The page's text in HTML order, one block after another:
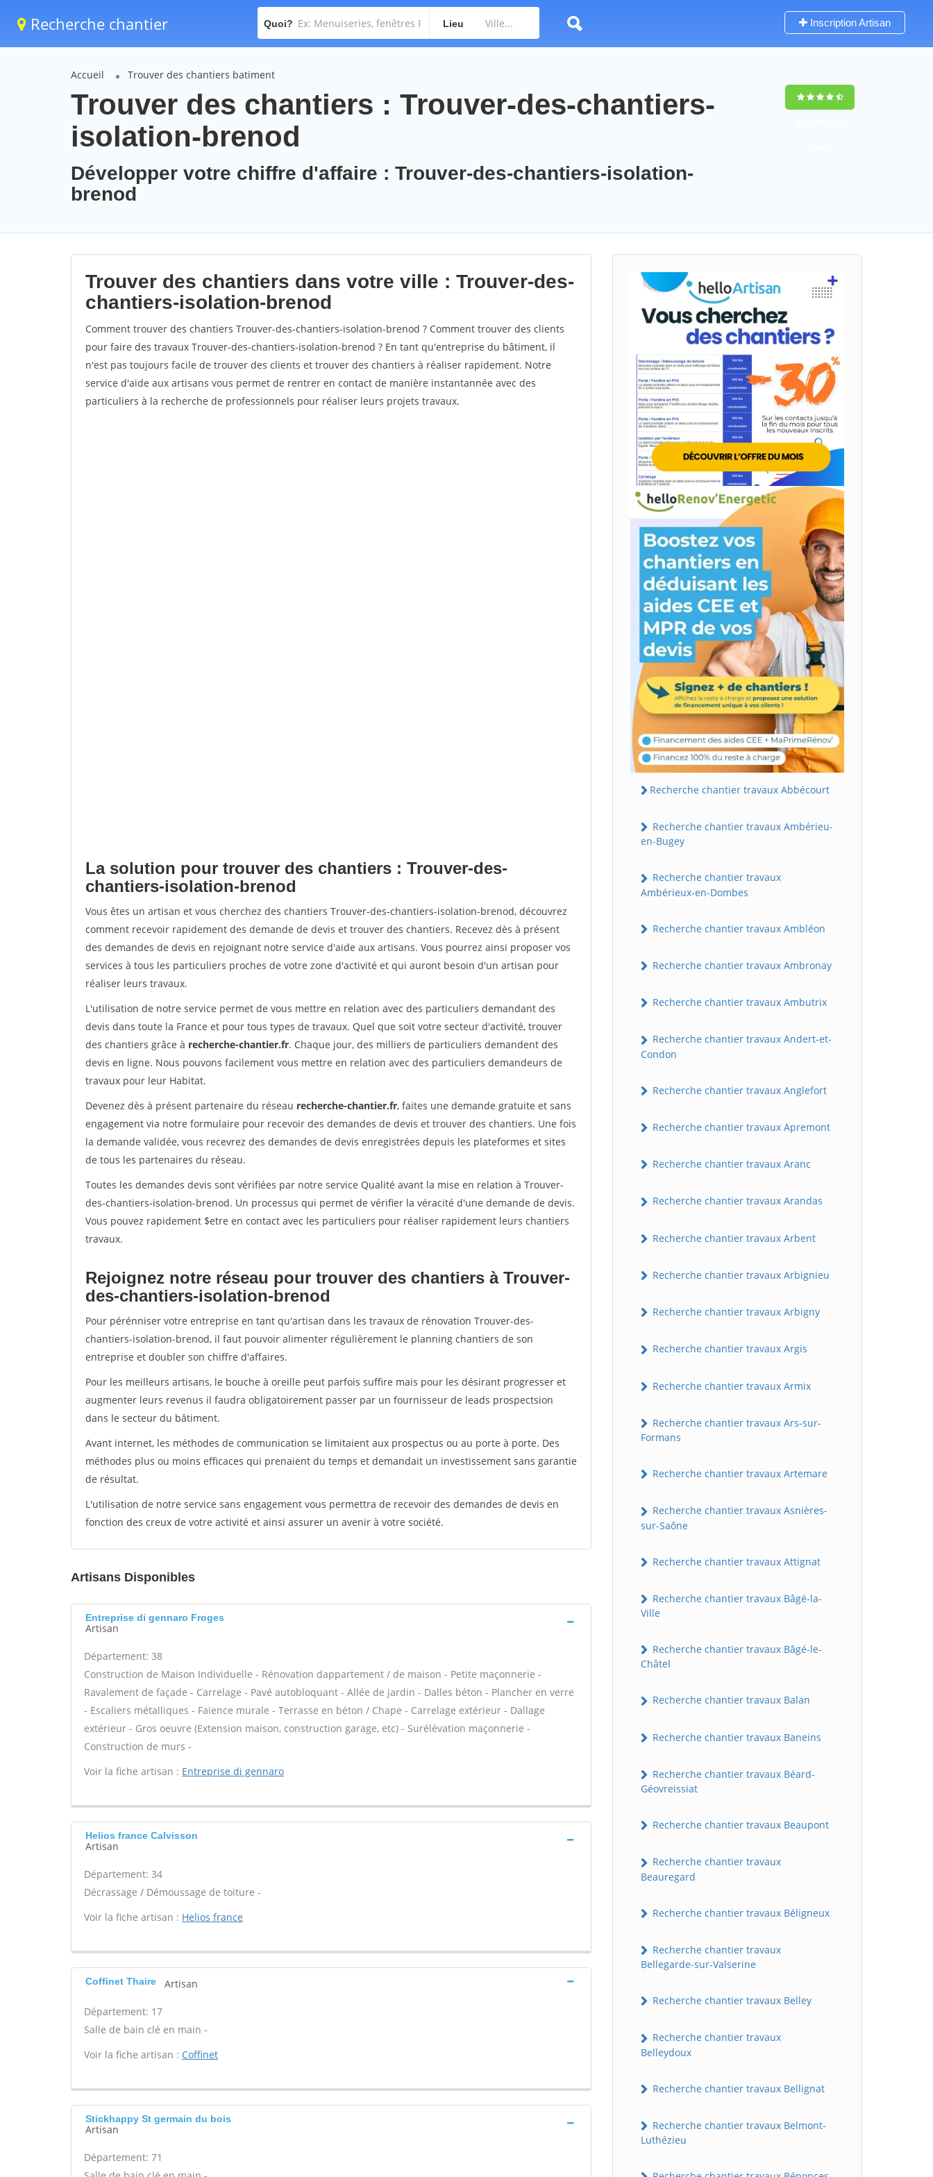
Recherche chantier Quoi? Lieu Inscription Artisan
Accueil Trouver des chantiers batiment
Trouver des chantiers : Trouver-des-chantiers-
isolation-brenod
Développer votre chiffre d'affaire : Trouver-des-chantiers-isolation-
brenod
Trouver des chantiers dans votre ville : Trouver-des-
chantiers-isolation-brenod
Comment trouver des chantiers Trouver-des-chantiers-isolation-brenod ? Comment trouver des clients
pour faire des travaux Trouver-des-chantiers-isolation-brenod ? En tant qu'entreprise du bâtiment, il
n'est pas toujours facile de trouver des clients et trouver des chantiers à réaliser rapidement. Notre
service d'aide aux artisans vous permet de rentrer en contact de manière instantannée avec des
particuliers à la recherche de professionnels pour réaliser leurs projets travaux.
La solution pour trouver des chantiers : Trouver-des-
chantiers-isolation-brenod
Vous êtes un artisan et vous cherchez des chantiers Trouver-des-chantiers-isolation-brenod, découvrez
comment recevoir rapidement des demande de devis et trouver des chantiers. Recevez dès à présent
des demandes de devis en rejoignant notre service d'aide aux artisans. Vous pourrez ainsi proposer vos
services à tous les particuliers proches de votre zone d'activité et qui auront besoin d'un artisan pour
réaliser leurs travaux.
L'utilisation de notre service permet de vous mettre en relation avec des particuliers demandant des
devis dans toute la France et pour tous types de travaux. Quel que soit votre secteur d'activité, trouver
des chantiers grâce à recherche-chantier.fr. Chaque jour, des milliers de particuliers demandent des
devis en ligne. Nous pouvons facilement vous mettre en relation avec des particuliers demandeurs de
travaux pour leur Habitat.
Devenez dès à présent partenaire du réseau recherche-chantier.fr, faites une demande gratuite et sans
engagement via notre formulaire pour recevoir des demandes de devis et trouver des chantiers. Une fois
la demande validée, vous recevrez des demandes de devis enregistrées depuis les plateformes et sites
de tous les partenaires du réseau.
Toutes les demandes devis sont vérifiées par notre service Qualité avant la mise en relation à Trouver-
des-chantiers-isolation-brenod. Un processus qui permet de vérifier la véracité d'une demande de devis.
Vous pouvez rapidement $etre en contact avec les particuliers pour réaliser rapidement leurs chantiers
travaux.
Rejoignez notre réseau pour trouver des chantiers à Trouver-
des-chantiers-isolation-brenod
Pour pérénniser votre entreprise en tant qu'artisan dans les travaux de rénovation Trouver-des-
chantiers-isolation-brenod, il faut pouvoir alimenter régulièrement le planning chantiers de son
entreprise et doubler son chiffre d'affaires.
Pour les meilleurs artisans, le bouche à oreille peut parfois suffire mais pour les désirant progresser et
augmenter leurs revenus il faudra obligatoirement passer par un fournisseur de leads prospectsion
dans le secteur du bâtiment.
Avant internet, les méthodes de communication se limitaient aux prospectus ou au porte à porte. Des
méthodes plus ou moins efficaces qui prenaient du temps et demandait un investissement sans garantie
de résultat.
L'utilisation de notre service sans engagement vous permettra de recevoir des demandes de devis en
fonction des creux de votre activité et ainsi assurer un avenir à votre société.
Artisans Disponibles
Entreprise di gennaro Froges
Artisan
Département: 38
Construction de Maison Individuelle - Rénovation dappartement / de maison - Petite maçonnerie -
Ravalement de façade - Carrelage - Pavé autobloquant - Allée de jardin - Dalles béton - Plancher en verre
- Escaliers métalliques - Faïence murale - Terrasse en béton / Chape - Carrelage extérieur - Dallage
extérieur - Gros oeuvre (Extension maison, construction garage, etc) - Surélévation maçonnerie -
Construction de murs -
Voir la fiche artisan : Entreprise di gennaro
Helios france Calvisson
Artisan
Département: 34
Décrassage / Démoussage de toiture -
Voir la fiche artisan : Helios france
Coffinet Thaire Artisan
Département: 17
Salle de bain clé en main -
Voir la fiche artisan : Coffinet
Stickhappy St germain du bois
Artisan
Département: 71
Recherche chantier travaux Abbécourt
Recherche chantier travaux Ambérieu-
en-Bugey
Recherche chantier travaux
Ambérieux-en-Dombes
Recherche chantier travaux Ambléon
Recherche chantier travaux Ambronay
Recherche chantier travaux Ambutrix
Recherche chantier travaux Andert-et-
Condon
Recherche chantier travaux Anglefort
Recherche chantier travaux Apremont
Recherche chantier travaux Aranc
Recherche chantier travaux Arandas
Recherche chantier travaux Arbent
Recherche chantier travaux Arbignieu
Recherche chantier travaux Arbigny
Recherche chantier travaux Argis
Recherche chantier travaux Armix
Recherche chantier travaux Ars-sur-
Formans
Recherche chantier travaux Artemare
Recherche chantier travaux Asnières-
sur-Saône
Recherche chantier travaux Attignat
Recherche chantier travaux Bâgé-la-
Ville
Recherche chantier travaux Bâgé-le-
Châtel
Recherche chantier travaux Balan
Recherche chantier travaux Baneins
Recherche chantier travaux Béard-
Géovreissiat
Recherche chantier travaux Beaupont
Recherche chantier travaux
Beauregard
Recherche chantier travaux Béligneux
Recherche chantier travaux
Bellegarde-sur-Valserine
Recherche chantier travaux Belley
Recherche chantier travaux
Belleydoux
Recherche chantier travaux Bellignat
Recherche chantier travaux Belmont-
Luthézieu